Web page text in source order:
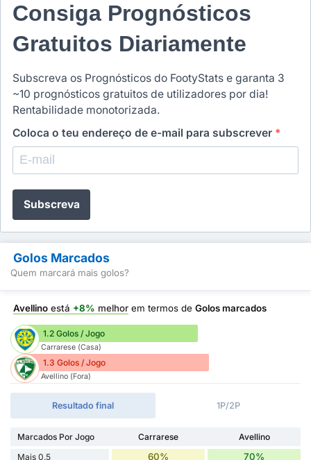
Consiga Prognósticos
Gratuitos Diariamente
Subscreva os Prognósticos do FootyStats e garanta 3
~10 prognósticos gratuitos de utilizadores por dia!
Rentabilidade monotorizada.
Coloca o teu endereço de e-mail para subscrever *
Subscreva
Golos Marcados
Quem marcará mais golos?
Avellino está +8% melhor em termos de Golos marcados
1.2 Golos / Jogo
Carrarese (Casa)
1.3 Golos / Jogo
Avellino (Fora)
Resultado final 1P/2P
Marcados Por Jogo Carrarese
Avellino
Mais 0.5
60% 70%